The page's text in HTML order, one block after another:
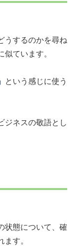
うするのかを尋ね
ています。
という感じに使う
ジネスの敬語とし
状態について、確
す。